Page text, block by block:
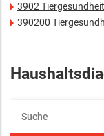
3902
390200